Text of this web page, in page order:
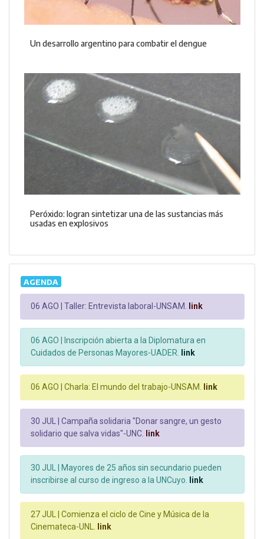
Un desarrollo argentino para combatir el dengue
Peróxido: logran sintetizar una de las sustancias más
usadas en explosivos
AGENDA
06 AGO | Taller: Entrevista laboral-UNSAM. link
06 AGO |
Inscripción abierta a la Diplomatura en
Cuidados de Personas Mayores-UADER. link
06 AGO | Charla: El mundo del trabajo-UNSAM. link
30 JUL | Campaña solidaria "Donar sangre, un gesto
solidario que salva vidas"-UNC. link
30 JUL |
Mayores de 25 años sin secundario pueden
inscribirse al curso de ingreso a la UNCuyo. link
27 JUL | Comienza el ciclo de Cine y Música de la
Cinemateca-UNL. link